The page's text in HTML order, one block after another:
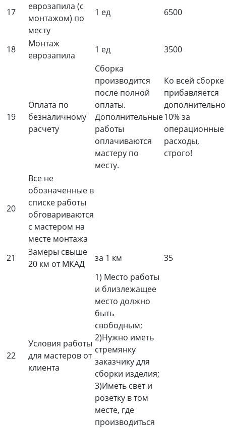
17
еврозапила (с
монтажом) по
месту
1 ед 6500
18
Монтаж
еврозапила
1 ед 3500
19
Оплата по
безналичному
расчету
Сборка
производится
после полной
оплаты.
Дополнительные
работы
оплачиваются
мастеру по
месту.
Ко всей сборке
прибавляется
дополнительно
10% за
операционные
расходы,
строго!
20
Все не
обозначенные в
списке работы
обговариваются
с мастером на
месте монтажа
21
Замеры свыше
20 км от МКАД
за 1 км 35
22
Условия работы
для мастеров от
клиента
1) Место работы
и близлежащее
место должно
быть
свободным;
2)Нужно иметь
стремянку
заказчику для
сборки изделия;
3)Иметь свет и
розетку в том
месте, где
производиться